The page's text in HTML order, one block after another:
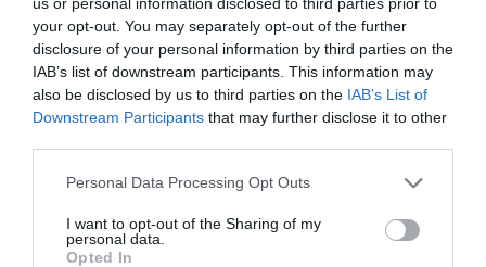
your opt-out. You may separately opt-out of the further
disclosure of your personal information by third parties on the
IAB’s list of downstream participants. This information may
also be disclosed by us to third parties on the IAB’s List of
Downstream Participants that may further disclose it to other
Personal Data Processing Opt Outs
I want to opt-out of the Sharing of my
personal data.
Opted In
ΔΕΊΤΕ ΕΠΊΣΗΣ...